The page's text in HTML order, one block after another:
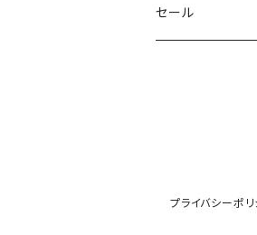
英会話・表現集
各国語
英会話・表現集
セール
プライバシーポリ